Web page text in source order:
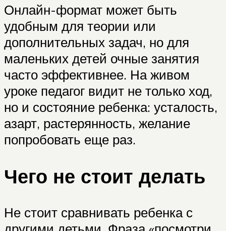
Онлайн-формат может быть
удобным для теории или
дополнительных задач, но для
маленьких детей очные занятия
часто эффективнее. На живом
уроке педагог видит не только ход,
но и состояние ребенка: усталость,
азарт, растерянность, желание
попробовать еще раз.
Чего не стоит делать
Не стоит сравнивать ребенка с